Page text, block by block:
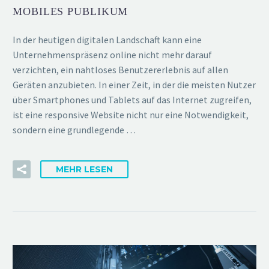
MOBILES PUBLIKUM
In der heutigen digitalen Landschaft kann eine
Unternehmenspräsenz online nicht mehr darauf
verzichten, ein nahtloses Benutzererlebnis auf allen
Geräten anzubieten. In einer Zeit, in der die meisten Nutzer
über Smartphones und Tablets auf das Internet zugreifen,
ist eine responsive Website nicht nur eine Notwendigkeit,
sondern eine grundlegende …
MEHR LESEN